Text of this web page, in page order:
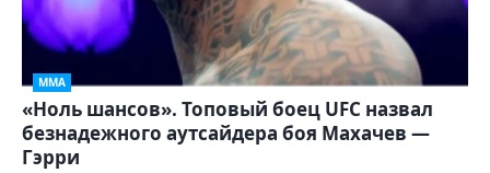
ММА
«Ноль шансов». Топовый боец UFC назвал
безнадежного аутсайдера боя Махачев —
Гэрри